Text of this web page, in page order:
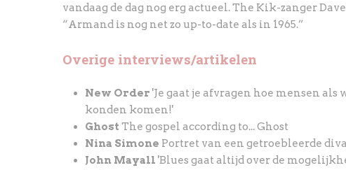
vandaag de dag nog erg actueel. The Kik-zanger
“Armand is nog net zo up-to-date als in 1965.”
Overige interviews/artikelen
New Order 'Je gaat je afvragen hoe mensen als
konden komen!'
Ghost The gospel according to... Ghost
Nina Simone Portret van een getroebleerde diva
John Mayall 'Blues gaat altijd over de